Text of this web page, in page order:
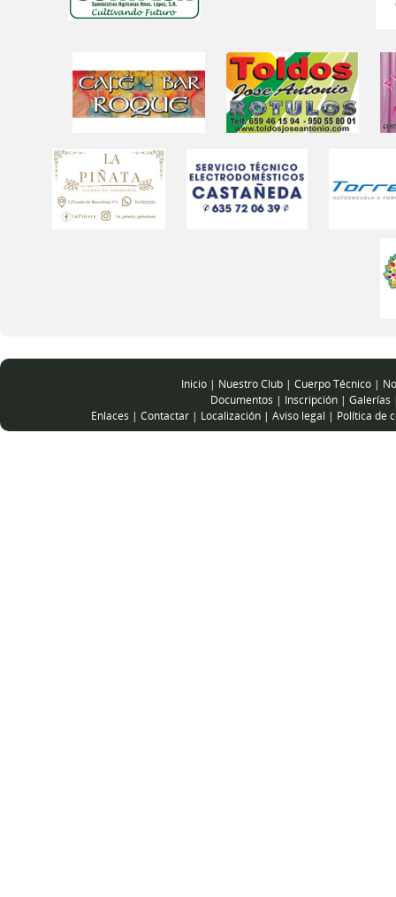
Inicio | Nuestro Club | Cuerpo Técnico |
Documentos | Inscripción | Galerías
Enlaces | Contactar | Localización | Aviso legal | Política de